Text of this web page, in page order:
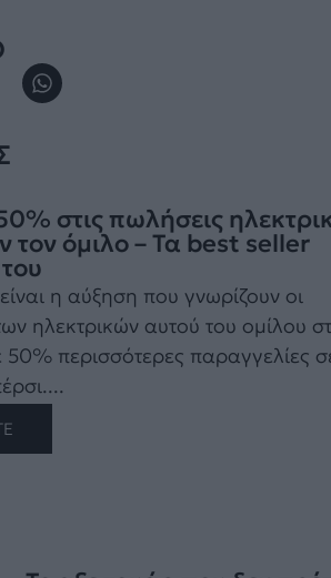
στις πωλήσεις
τον όμιλο – Τα best seller
η αύξηση που γνωρίζουν οι
ηλεκτρικών αυτού του ομίλου
περισσότερες παραγγελίες